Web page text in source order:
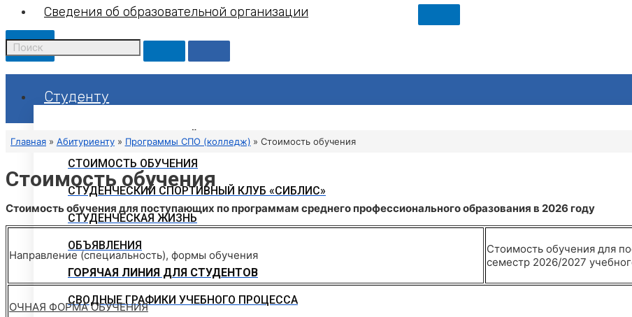
Сведения об образовательной организации
X
Студенту
РАСПИСАНИЕ ЗАНЯТИЙ
СТОИМОСТЬ ОБУЧЕНИЯ
СТУДЕНЧЕСКИЙ СПОРТИВНЫЙ КЛУБ «СИБЛИС»
СТУДЕНЧЕСКАЯ ЖИЗНЬ
ОБЪЯВЛЕНИЯ
ГОРЯЧАЯ ЛИНИЯ ДЛЯ СТУДЕНТОВ
СВОДНЫЕ ГРАФИКИ УЧЕБНОГО ПРОЦЕССА
Главная Абитуриенту Программы СПО (колледж) Стоимость обучения
Стоимость обучения
Стоимость обучения для поступающих по программам среднего профессионального образования в 2026 году
Направление (специальность), формы обучения
Стоимость обучения для
семестр 2026/2027
ОЧНАЯ ФОРМА ОБУЧЕНИЯ